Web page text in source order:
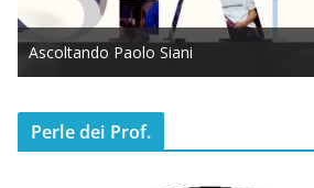
Ascoltando Paolo Siani
Perle dei Prof.